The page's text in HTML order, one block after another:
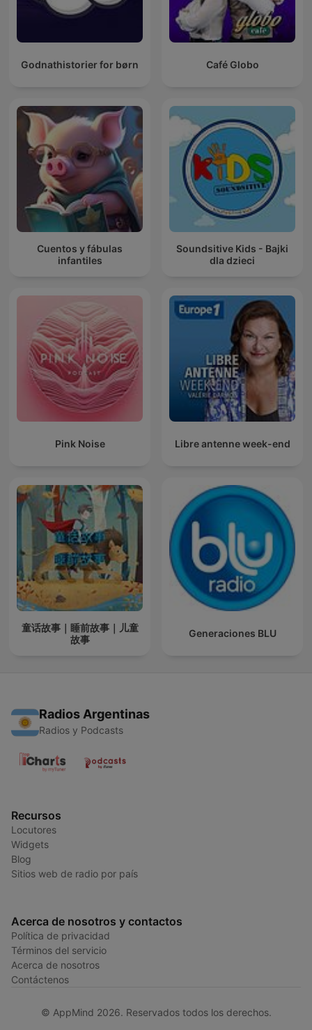
Godnathistorier for børn Café Globo
Cuentos y fábulas
infantiles
Soundsitive Kids - Bajki
dla dzieci
Pink Noise Libre antenne week-end
童话故事｜睡前故事｜儿童
故事
Generaciones BLU
Radios Argentinas
Radios y Podcasts
Recursos
Locutores
Widgets
Blog
Sitios web de radio por país
Acerca de nosotros y contactos
Política de privacidad
Términos del servicio
Acerca de nosotros
Contáctenos
© AppMind 2026. Reservados todos los derechos.